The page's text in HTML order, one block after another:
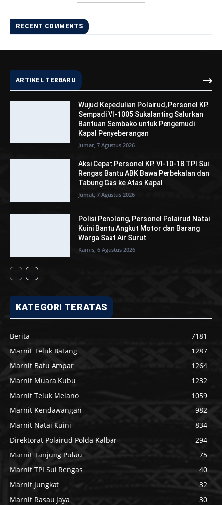
RECENT COMMENTS
ARTIKEL TERBARU
Wujud Kepedulian Polairud, Personel KP.
Sempadi VI-1005 Sukalanting Salurkan
Bantuan Sembako untuk Pengemudi
Kapal Penyeberangan
Jumat, 7 Agustus 2026
Aksi Cepat Personel KP. VI-10-18 TPI Sui
Rengas Bantu ABK Bawa Perbekalan dan
Tabung Gas ke Atas Kapal
Jumat, 7 Agustus 2026
Polisi Penolong, Personel Polairud Natai
Kuini Bantu Angkut Motor dan Barang
Warga Saat Air Surut
Kamis, 6 Agustus 2026
KATEGORI TERATAS
Berita
7181
Marnit Teluk Batang
1287
Marnit Batu Ampar
1264
Marnit Muara Kubu
1232
Marnit Teluk Melano
1059
Marnit Kendawangan
982
Marnit Natai Kuini
834
Direktorat Polairud Polda Kalbar
294
Marnit Tanjung Pulau
75
Marnit TPI Sui Rengas
40
Marnit Jungkat
32
Marnit Rasau Jaya
30